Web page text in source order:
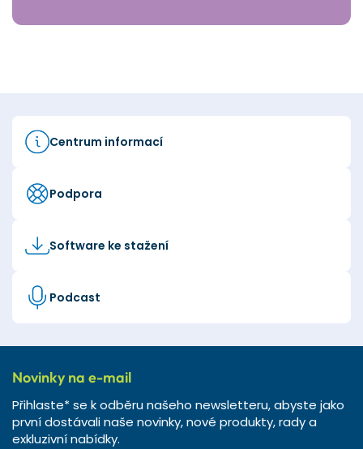
Centrum informací
Podpora
Software ke stažení
Podcast
Novinky na e-mail
Přihlaste* se k odběru našeho newsletteru, abyste jako
první dostávali naše novinky, nové produkty, rady a
exkluzivní nabídky.